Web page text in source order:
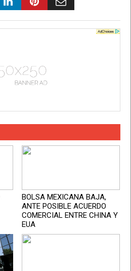
BOLSA MEXICANA BAJA,
ANTE POSIBLE ACUERDO
COMERCIAL ENTRE CHINA Y
EUA